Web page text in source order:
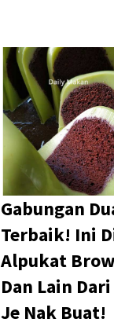
Gabungan
Terbaik! Ini
Alpukat
Dan Lain
Je Nak Buat!